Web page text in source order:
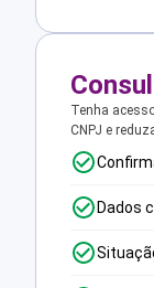
Tenha
CNPJ e
Dados